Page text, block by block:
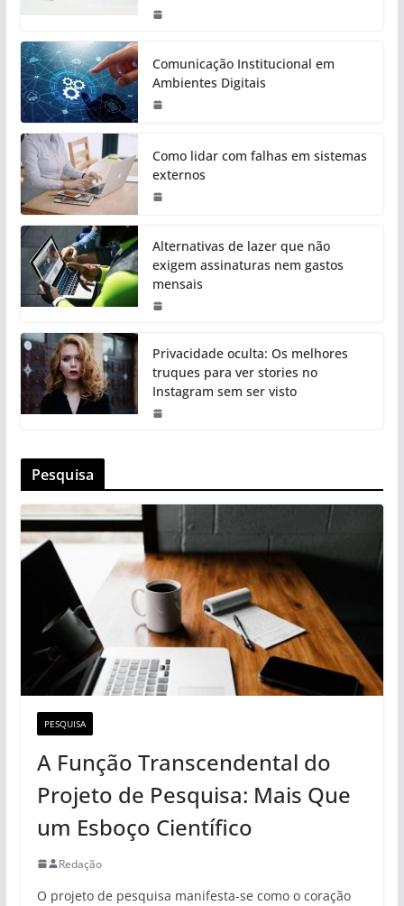
Comunicação Institucional em
Ambientes Digitais
Como lidar com falhas em sistemas
externos
Alternativas de lazer que não
exigem assinaturas nem gastos
mensais
Privacidade oculta: Os melhores
truques para ver stories no
Instagram sem ser visto
Pesquisa
PESQUISA
A Função Transcendental do
Projeto de Pesquisa: Mais Que
um Esboço Científico
Redação
O projeto de pesquisa manifesta-se como o coração